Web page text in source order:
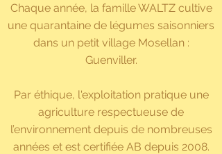
Chaque année, la famille WALTZ cultive
une quarantaine de légumes saisonniers
dans un petit village Mosellan :
Guenviller.
Par éthique, l'exploitation pratique une
agriculture respectueuse de
l’environnement depuis de nombreuses
années et est certifiée AB depuis 2008.​